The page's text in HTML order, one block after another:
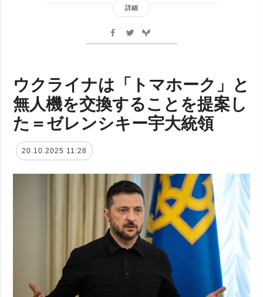
詳細
ウクライナは「トマホーク」と
無人機を交換することを提案し
た＝ゼレンシキー宇大統領
20.10.2025 11:28